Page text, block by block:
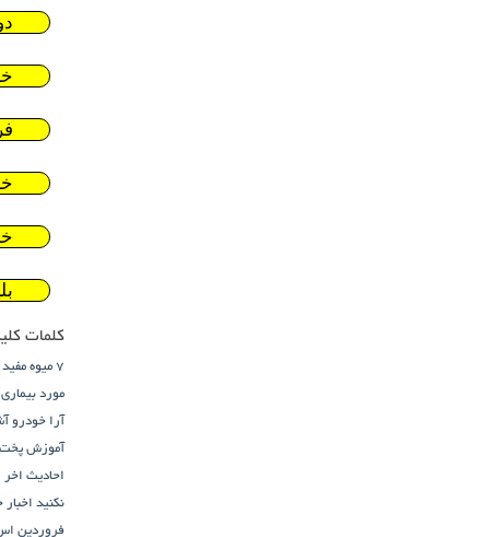
کلمات
7 میوه مفید برای زنان باردار
مورد
آرا خودرو
آموزش
احادیث اخر
نکنید اخبار
فروردین